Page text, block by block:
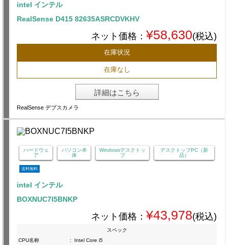
intel インテル
RealSense D415 82635ASRCDVKHV
ネット価格： ¥58,630(税込)
在庫状況
在庫なし
詳細はこちら
RealSense デプスカメラ
ハードウェ
ア
パソコン本
体
Windowsデスクトッ
プ
デスクトップPC（新
品）
送料無料
intel インテル
BOXNUC7I5BNKP
ネット価格： ¥43,978(税込)
スペック
CPU名称
:
Intel Core i5